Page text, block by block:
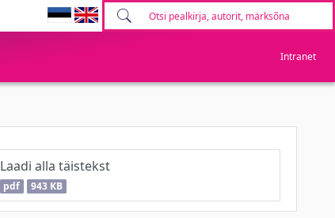
Intranet
Laadi alla täistekst
pdf 943 KB